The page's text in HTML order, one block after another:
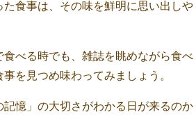
食事は、その味を鮮明に思い出しや
べる時でも、雑誌を眺めながら食べ
を見つめ味わってみましょう。
憶」の大切さがわかる日が来るのか